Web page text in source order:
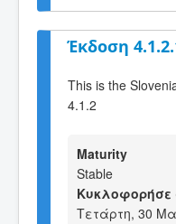
Έκδοση
This is the
4.1.2
Maturity
Stable
Κυκλοφορήσε
Τετάρτη, 30